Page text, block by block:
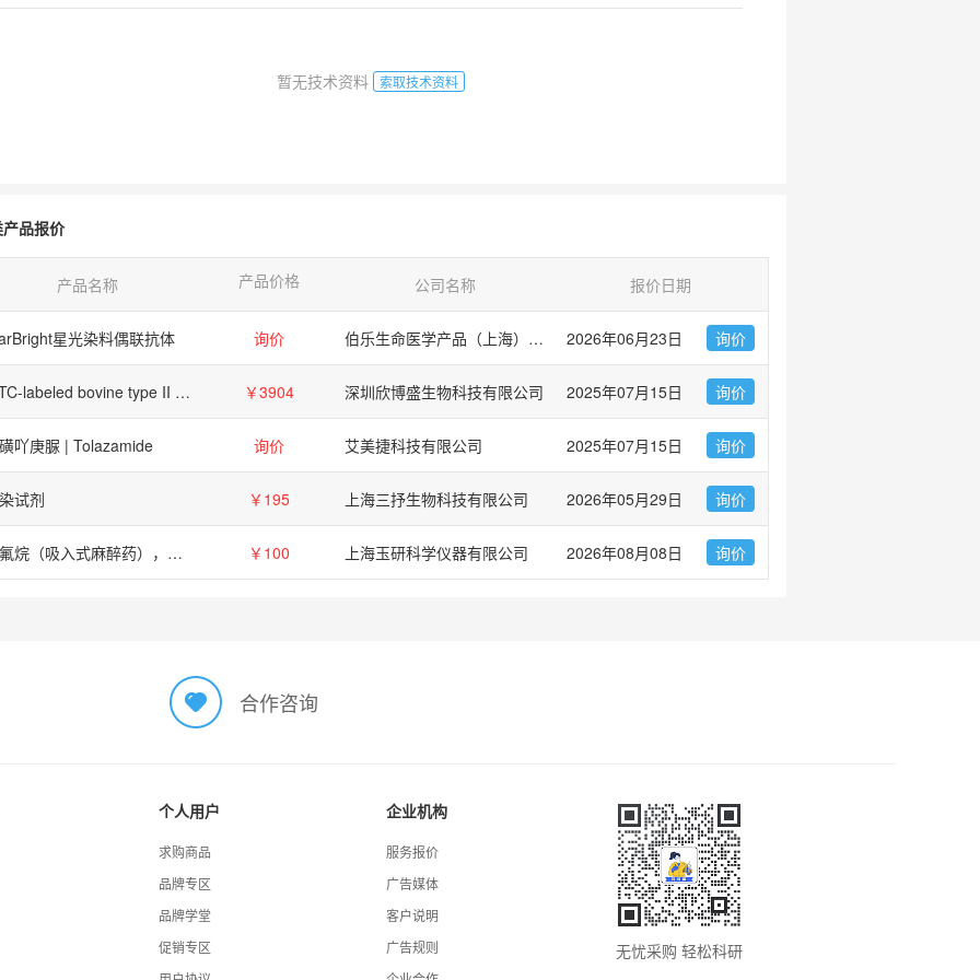
暂无技术资料 索取技术资料
品报价
产品名称 产品价格 公司名称 报价日期
星光染料偶联抗体 询价 伯乐生命医学产品（上海）有限公司 Bio-Rad Laboratories 2026年06月23日 询价
FITC-labeled bovine type II collagen substrate, 10 mg ￥3904 深圳欣博盛生物科技有限公司 2025年07月15日 询价
吖庚脲 | Tolazamide 询价 艾美捷科技有限公司 2025年07月15日 询价
试剂 ￥195 上海三抒生物科技有限公司 2026年05月29日 询价
异氟烷（吸入式麻醉药），动物吸入式麻醉 ￥100 上海玉研科学仪器有限公司 2026年08月08日 询价
合作咨询
个人用户
求购商品
品牌专区
品牌学堂
促销专区
企业机构
服务报价
广告媒体
客户说明
广告规则
无忧采购 轻松科研